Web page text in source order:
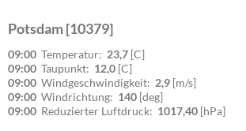
Potsdam [10379]
09:00 Temperatur: 23,7 [C]
09:00 Taupunkt: 12,0 [C]
09:00 Windgeschwindigkeit: 2,9 [m/s]
09:00 Windrichtung: 140 [deg]
09:00 Reduzierter Luftdruck: 1017,40 [hPa]